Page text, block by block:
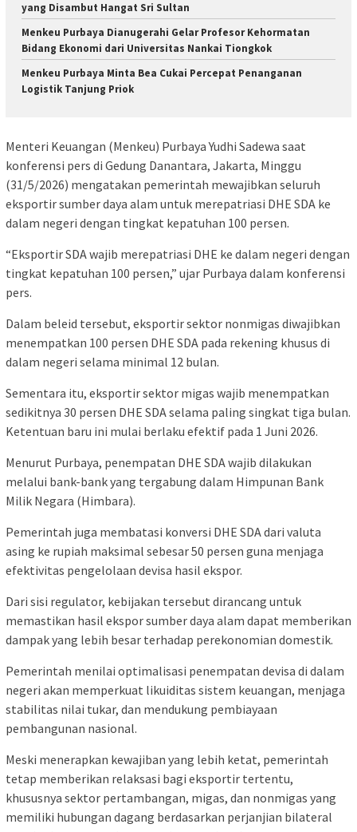
yang Disambut Hangat Sri Sultan
Menkeu Purbaya Dianugerahi Gelar Profesor Kehormatan
Bidang Ekonomi dari Universitas Nankai Tiongkok
Menkeu Purbaya Minta Bea Cukai Percepat Penanganan
Logistik Tanjung Priok
Menteri Keuangan (Menkeu) Purbaya Yudhi Sadewa saat
konferensi pers di Gedung Danantara, Jakarta, Minggu
(31/5/2026) mengatakan pemerintah mewajibkan seluruh
eksportir sumber daya alam untuk merepatriasi DHE SDA ke
dalam negeri dengan tingkat kepatuhan 100 persen.
“Eksportir SDA wajib merepatriasi DHE ke dalam negeri dengan
tingkat kepatuhan 100 persen,” ujar Purbaya dalam konferensi
pers.
Dalam beleid tersebut, eksportir sektor nonmigas diwajibkan
menempatkan 100 persen DHE SDA pada rekening khusus di
dalam negeri selama minimal 12 bulan.
Sementara itu, eksportir sektor migas wajib menempatkan
sedikitnya 30 persen DHE SDA selama paling singkat tiga bulan.
Ketentuan baru ini mulai berlaku efektif pada 1 Juni 2026.
Menurut Purbaya, penempatan DHE SDA wajib dilakukan
melalui bank-bank yang tergabung dalam Himpunan Bank
Milik Negara (Himbara).
Pemerintah juga membatasi konversi DHE SDA dari valuta
asing ke rupiah maksimal sebesar 50 persen guna menjaga
efektivitas pengelolaan devisa hasil ekspor.
Dari sisi regulator, kebijakan tersebut dirancang untuk
memastikan hasil ekspor sumber daya alam dapat memberikan
dampak yang lebih besar terhadap perekonomian domestik.
Pemerintah menilai optimalisasi penempatan devisa di dalam
negeri akan memperkuat likuiditas sistem keuangan, menjaga
stabilitas nilai tukar, dan mendukung pembiayaan
pembangunan nasional.
Meski menerapkan kewajiban yang lebih ketat, pemerintah
tetap memberikan relaksasi bagi eksportir tertentu,
khususnya sektor pertambangan, migas, dan nonmigas yang
memiliki hubungan dagang berdasarkan perjanjian bilateral